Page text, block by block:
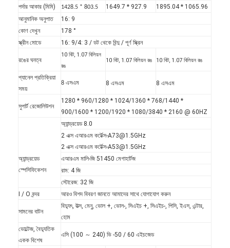
পর্দার আকার (মিমি)
1428.5 * 803.5 1649.7 * 927.9
1895.04 * 1065.96
আনুমানিক অনুপাত
16: 9
কোণ দেখুন
178 °
স্ক্রীন মোডে
16: 9/4: 3 / ডট থেকে বিন্দু / পূর্ণ স্ক্রিন
রঙের ঘনত্ব
10 বিট, 1.07 বিলিয়ন
রঙ
10 বিট, 1.07 বিলিয়ন রঙ 10 বিট, 1.07 বিলিয়ন রঙ
প্যানেল প্রতিক্রিয়া
সময়
8 এসএম 8 এসএম 8 এসএম
সুপার্ট রেজোলিউশন
1280 * 960/1280 * 1024/1360 * 768/1440 *
900/1600 * 1200/1920 * 1080/3840 * 2160 @ 60HZ
অ্যান্ড্রয়েড
স্পেসিফিকেশন
অ্যান্ড্রয়েড 8.0
2 এক্স এআরএম কর্টেক্স-A73@1.5GHz
2 এক্স এআরএম কর্টেক্স-A53@1.5GHz
এআরএম মালি-জি 51450 মেগাহার্টজ
রাম: 4 জি
স্টোরেজ: 32 জি
I / O বন্দর
আরও বিশদ বিবরণ জানতে আমাদের সাথে যোগাযোগ করুন
সামনের বাটন
বিদ্যুৎ, উত্স, মেনু, ভোল +, ভোল-, সিএইচ +, সিএইচ-, পিসি, ইএস, এন্টার,
হোম
ভোল্টেজ, বৈদ্যুতিক
একক বিশেষ
এসি (100 ～ 240) ভি -50 / 60 এইচজেড